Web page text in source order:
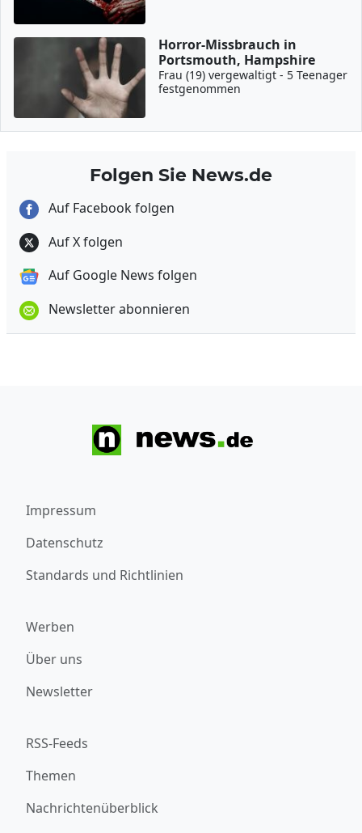
Horror-Missbrauch in
Portsmouth, Hampshire
Frau (19) vergewaltigt - 5 Teenager
festgenommen
Folgen Sie News.de
Auf Facebook folgen
Auf X folgen
Auf Google News folgen
Newsletter abonnieren
Impressum
Datenschutz
Standards und Richtlinien
Werben
Über uns
Newsletter
RSS-Feeds
Themen
Nachrichtenüberblick